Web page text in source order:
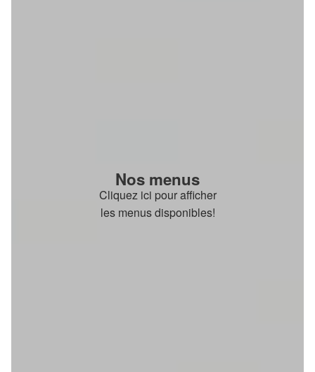
Nos menus
Cliquez ici pour afficher
les menus disponibles!